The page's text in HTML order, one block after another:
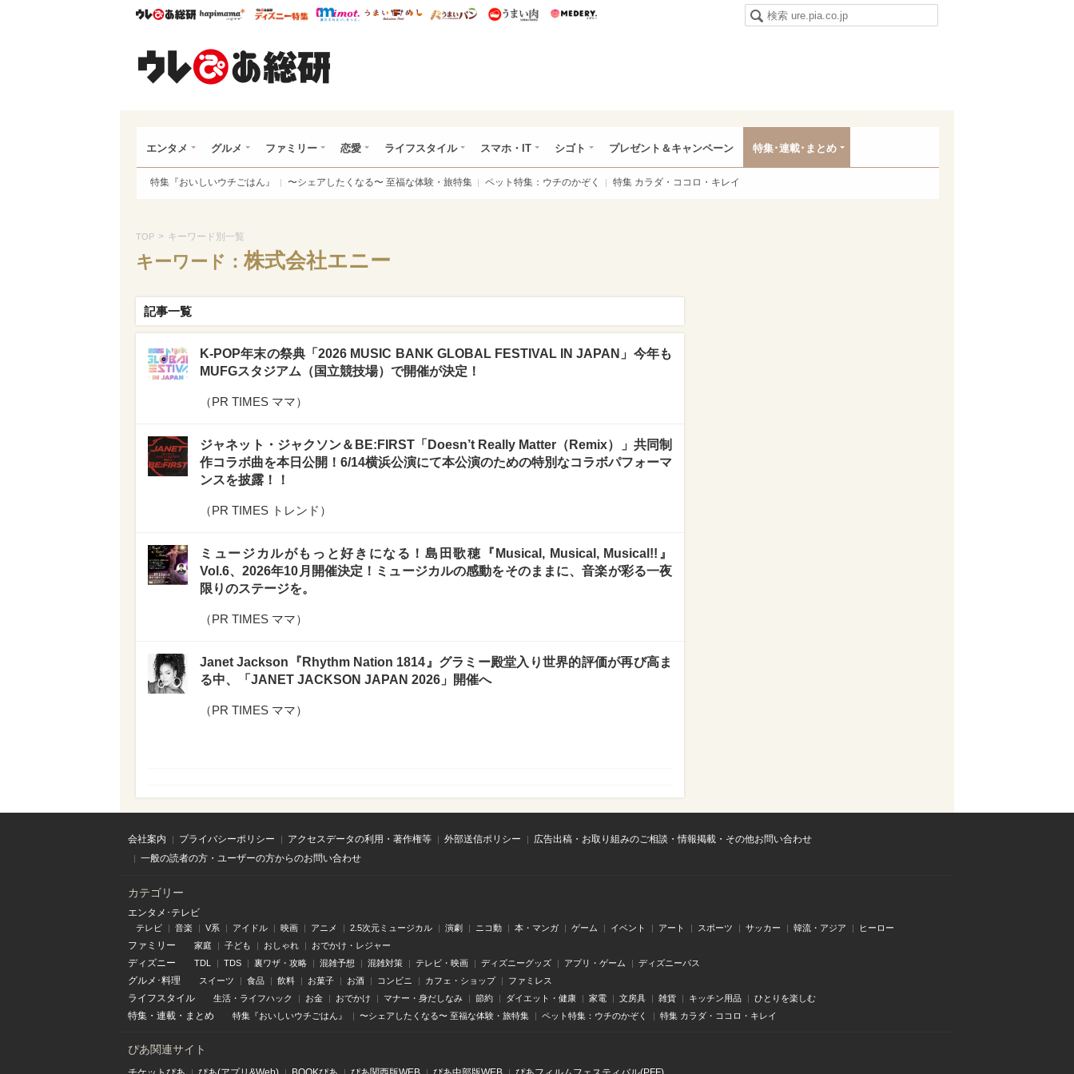
ウレぴあ総研ハピママ* ウレぴあ総研 ディズニー特集
mimot. うまいめし うまいパン うまい肉
エンタメ グルメ ファミリー 恋愛 ライフスタイル スマホ・IT シゴト プレゼント＆キャンペーン 特集･連載･まとめ
特集『おいしいウチごはん』 〜シェアしたくなる〜 至福な体験・旅特集 ペット特集：ウチのかぞく 特集 カラダ・ココロ・キレイ
TOP > キーワード別一覧
キーワード：株式会社エニー
記事一覧
K-POP年末の祭典「2026 MUSIC BANK GLOBAL FESTIVAL IN JAPAN」今年も
MUFGスタジアム（国立競技場）で開催が決定！
（PR TIMES ママ）
ジャネット・ジャクソン＆BE:FIRST「Doesn’t Really Matter（Remix）」共同制
作コラボ曲を本日公開！6/14横浜公演にて本公演のための特別なコラボパフォーマ
ンスを披露！！
（PR TIMES トレンド ）
ミュージカルがもっと好きになる！島田歌穂『Musical, Musical, Musical!!』
Vol.6、2026年10月開催決定！ミュージカルの感動をそのままに、音楽が彩る一夜
限りのステージを。
（PR TIMES ママ）
Janet Jackson『Rhythm Nation 1814』グラミー殿堂入り世界的評価が再び高ま
る中、「JANET JACKSON JAPAN 2026」開催へ
（PR TIMES ママ）
会社案内 プライバシーポリシー アクセスデータの利用・著作権等 外部送信ポリシー
広告出稿・お取り組みのご相談・情報掲載・その他お問い合わせ
一般の読者の方・ユーザーの方からのお問い合わせ
カテゴリー
エンタメ･テレビ
テレビ 音楽 V系 アイドル 映画 アニメ 2.5次元ミュージカル 演劇 ニコ動 本・マンガ ゲーム イベント アート スポーツ サッカー 韓流・アジア ヒーロー
ファミリー 家庭 子ども おしゃれ おでかけ・レジャー
ディズニー TDL TDS 裏ワザ・攻略 混雑予想 混雑対策 テレビ・映画 ディズニーグッズ アプリ・ゲーム ディズニーパス
グルメ･料理 スイーツ 食品 飲料 お菓子 お酒 コンビニ カフェ・ショップ ファミレス
ライフスタイル 生活・ライフハック お金 おでかけ マナー・身だしなみ 節約 ダイエット・健康 家電 文房具 雑貨 キッチン用品 ひとりを楽しむ
特集 ・ 連載 ・ まとめ 特集『おいしいウチごはん』 〜シェアしたくなる〜 至福な体験・旅特集 ペット特集：ウチのかぞく 特集 カラダ・ココロ・キレイ
ぴあ関連サイト